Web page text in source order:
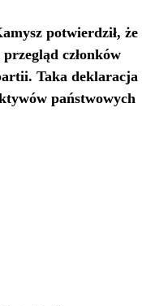
potwierdził, że
członków
Taka deklaracja
państwowych